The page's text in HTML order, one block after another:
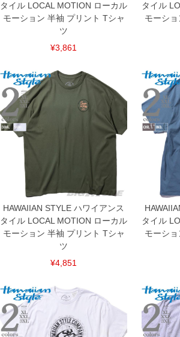
す。そのようなことがない様最大限に努めておりますが
連絡させて頂きますので予めご了承ください。
タイル LOCAL MOTION ローカル
モーション 半袖 プリント Tシャ
ツ
¥3,861
タイル
モーシ
HAWAIIAN STYLE ハワイアンス
タイル LOCAL MOTION ローカル
モーション 半袖 プリント Tシャ
ツ
¥4,851
タイル
モーシ